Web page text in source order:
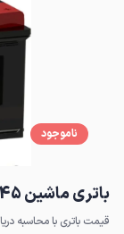
ناموجود
باتری ماشین 45 آمپر - CENE نیرو گستران خراسان
قیمت باتری با محاسبه